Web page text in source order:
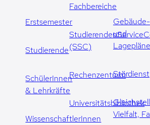
Erstsemester
Studierende
SchülerInnen
& Lehrkräfte
WissenschaftlerInnen
Fachbereiche
(SSC)
Rechenzentrum
Universitätsbibliothek
Gebäude-
und
Lagepläne
Stördienst
Vielfalt,